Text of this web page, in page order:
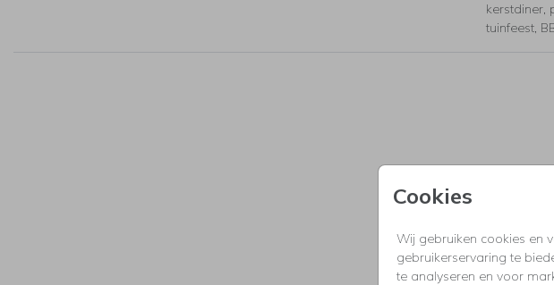
Cookies
Wij gebruiken cookies en
gebruikerservaring te
te analyseren en voor
kerstdiner,
tuinfeest,